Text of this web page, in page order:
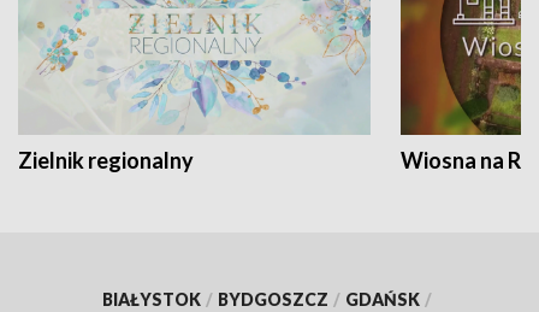
Zielnik regionalny Wiosna na
BIAŁYSTOK / BYDGOSZCZ / GDAŃSK /